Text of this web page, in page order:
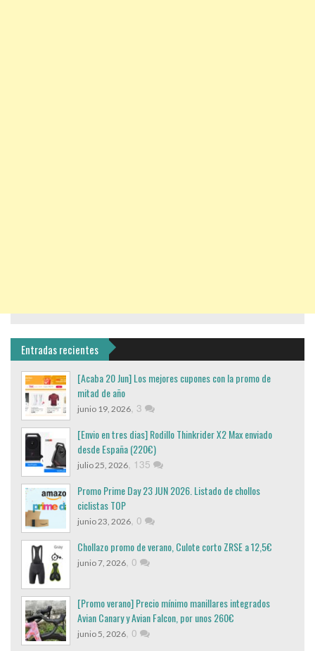
Entradas recientes
[Acaba 20 Jun] Los mejores cupones con la promo de
mitad de año
junio 19, 2026, 3
[Envio en tres dias] Rodillo Thinkrider X2 Max enviado
desde España (220€)
julio 25, 2026, 135
Promo Prime Day 23 JUN 2026. Listado de chollos
ciclistas TOP
junio 23, 2026, 0
Chollazo promo de verano, Culote corto ZRSE a 12,5€
junio 7, 2026, 0
[Promo verano] Precio mínimo manillares integrados
Avian Canary y Avian Falcon, por unos 260€
junio 5, 2026, 0